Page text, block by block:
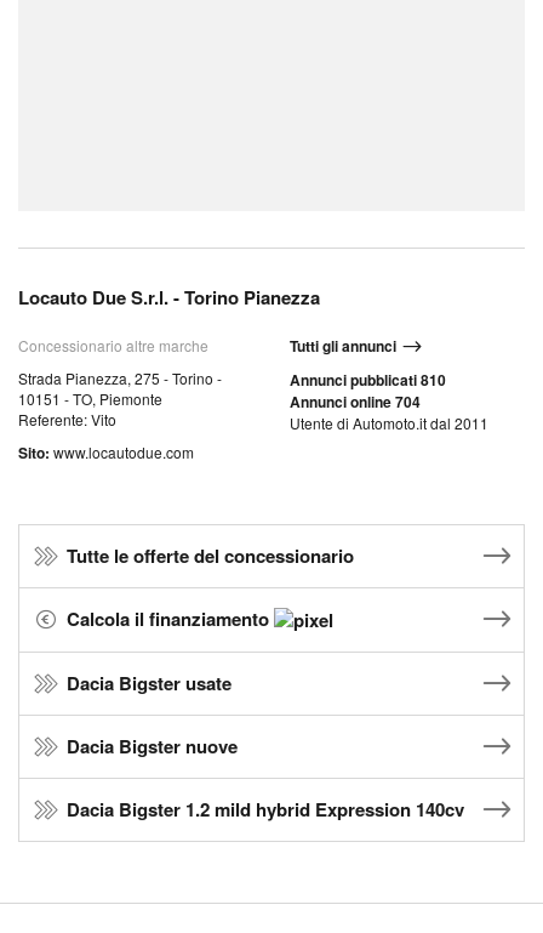
Locauto Due S.r.l. - Torino Pianezza
Concessionario altre marche
Strada Pianezza, 275 - Torino -
10151 - TO, Piemonte
Referente: Vito
Sito: www.locautodue.com
Tutti gli annunci
Annunci pubblicati 810
Annunci online 704
Utente di Automoto.it dal 2011
Tutte le offerte del concessionario
Calcola il finanziamento
Dacia Bigster usate
Dacia Bigster nuove
Dacia Bigster 1.2 mild hybrid Expression 140cv